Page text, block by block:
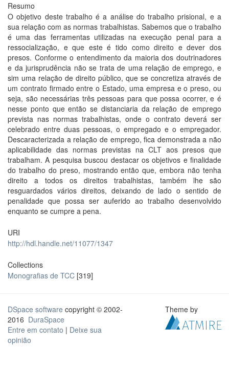
Resumo
O objetivo deste trabalho é a análise do trabalho prisional, e a
sua relação com as normas trabalhistas. Sabemos que o trabalho
é uma das ferramentas utilizadas na execução penal para a
ressocialização, e que este é tido como direito e dever dos
presos. Conforme o entendimento da maioria dos doutrinadores
e da jurisprudência não se trata de uma relação de emprego, e
sim uma relação de direito público, que se concretiza através de
um contrato firmado entre o Estado, uma empresa e o preso, ou
seja, são necessárias três pessoas para que possa ocorrer, e é
nesse ponto que então se distanciaria da relação de emprego
prevista nas normas trabalhistas, onde o contrato deverá ser
celebrado entre duas pessoas, o empregado e o empregador.
Descaracterizada a relação de emprego, fica demonstrada a não
aplicabilidade das normas previstas na CLT aos presos que
trabalham. A pesquisa buscou destacar os objetivos e finalidade
do trabalho do preso, mostrando então que, embora não tenha
direito a todos os direitos trabalhistas, também lhe são
resguardados vários direitos, deixando de lado o sentido de
penalidade que possa ser auferido ao trabalho desenvolvido
enquanto se cumpre a pena.
URI
http://hdl.handle.net/11077/1347
Collections
Monografias de TCC [319]
DSpace software copyright © 2002-
2016 DuraSpace
Entre em contato | Deixe sua
opinião
Theme by